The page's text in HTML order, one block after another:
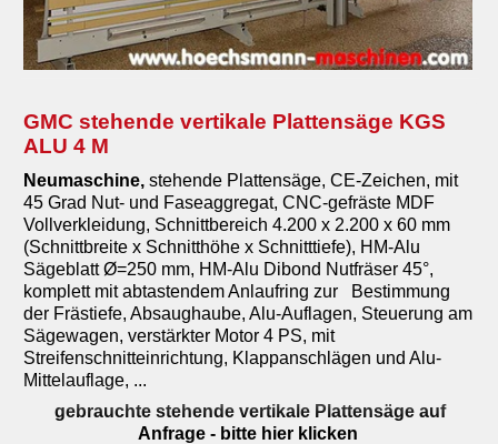
GMC stehende vertikale Plattensäge KGS
ALU 4 M
Neumaschine, stehende Plattensäge, CE-Zeichen, mit
45 Grad Nut- und Faseaggregat, CNC-gefräste MDF
Vollverkleidung, Schnittbereich 4.200 x 2.200 x 60 mm
(Schnittbreite x Schnitthöhe x Schnitttiefe), HM-Alu
Sägeblatt Ø=250 mm, HM-Alu Dibond Nutfräser 45°,
komplett mit abtastendem Anlaufring zur Bestimmung
der Frästiefe, Absaughaube, Alu-Auflagen, Steuerung am
Sägewagen, verstärkter Motor 4 PS, mit
Streifenschnitteinrichtung, Klappanschlägen und Alu-
Mittelauflage, ...
gebrauchte stehende vertikale Plattensäge auf
Anfrage - bitte hier klicken